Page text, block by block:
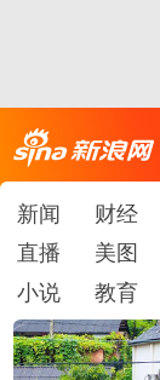
新闻 财经
直播
美图
小说
教育